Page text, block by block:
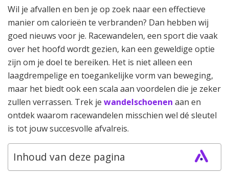
Wil je afvallen en ben je op zoek naar een effectieve
manier om calorieën te verbranden? Dan hebben wij
goed nieuws voor je. Racewandelen, een sport die vaak
over het hoofd wordt gezien, kan een geweldige optie
zijn om je doel te bereiken. Het is niet alleen een
laagdrempelige en toegankelijke vorm van beweging,
maar het biedt ook een scala aan voordelen die je zeker
zullen verrassen. Trek je wandelschoenen aan en
ontdek waarom racewandelen misschien wel dé sleutel
is tot jouw succesvolle afvalreis.
Inhoud van deze pagina